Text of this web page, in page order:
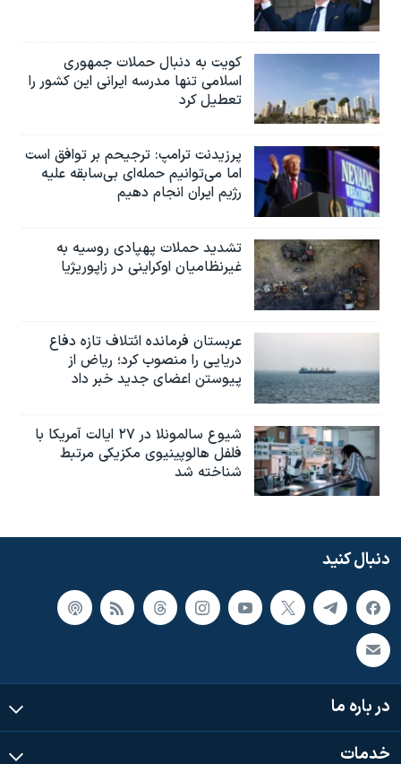
کویت به دنبال حملات جمهوری
اسلامی تنها مدرسه ایرانی این کشور را
تعطیل کرد
پرزیدنت ترامپ: ترجیحم بر توافق است
اما می‌توانیم حمله‌ای بی‌سابقه علیه
رژیم ایران انجام دهیم
تشدید حملات پهپادی روسیه به
غیرنظامیان اوکراینی در زاپوریژیا
عربستان فرمانده ائتلاف تازه دفاع
دریایی را منصوب کرد؛ ریاض از
پیوستن اعضای جدید خبر داد
شیوع سالمونلا در ۲۷ ایالت آمریکا با
فلفل هالوپینیوی مکزیکی مرتبط
شناخته شد
دنبال کنید
در باره ما
خدمات